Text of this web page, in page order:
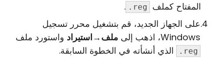
المفتاح كملف
.reg
.
على الجهاز الجديد، قم بتشغيل محرر تسجيل
Windows، اذهب إلى
ملف→استيراد واستورد ملف
.reg الذي أنشأته في الخطوة السابقة.